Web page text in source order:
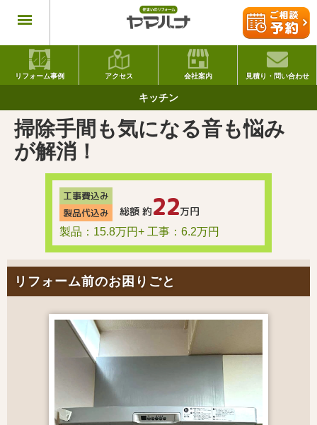
リフォーム事例 アクセス 会社案内 見積り・問い合わせ
キッチン
掃除手間も気になる音も悩み
が解消！
工事費込み
製品代込み
総額 約22万円
製品：15.8万円+ 工事：6.2万円
リフォーム前のお困りごと